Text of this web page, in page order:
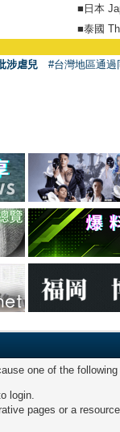
■日本
■泰國
涉虐兒 #台灣地區通過
one of the following
login.
pages or a